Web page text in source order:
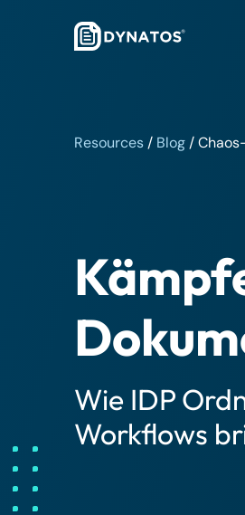
Resources / Blog /
Wie IDP
Workflows